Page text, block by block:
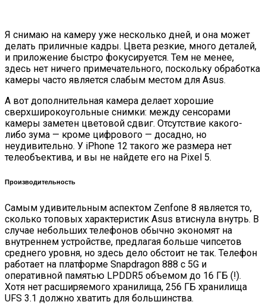
Я снимаю на камеру уже несколько дней, и она может
делать приличные кадры. Цвета резкие, много деталей,
и приложение быстро фокусируется. Тем не менее,
здесь нет ничего примечательного, поскольку обработка
камеры часто является слабым местом для Asus.
А вот дополнительная камера делает хорошие
сверхширокоугольные снимки: между сенсорами
камеры заметен цветовой сдвиг. Отсутствие какого-
либо зума — кроме цифрового — досадно, но
неудивительно. У iPhone 12 такого же размера нет
телеобъектива, и вы не найдете его на Pixel 5.
Производительность
Самым удивительным аспектом Zenfone 8 является то,
сколько топовых характеристик Asus втиснула внутрь. В
случае небольших телефонов обычно экономят на
внутреннем устройстве, предлагая больше чипсетов
среднего уровня, но здесь дело обстоит не так. Телефон
работает на платформе Snapdragon 888 с 5G и
оперативной памятью LPDDR5 объемом до 16 ГБ (!).
Хотя нет расширяемого хранилища, 256 ГБ хранилища
UFS 3.1 должно хватить для большинства.